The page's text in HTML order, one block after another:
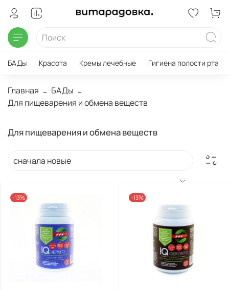
БАДы Красота Кремы лечебные Гигиена полости рта
Главная
БАДы
Для пищеварения и обмена веществ
Для пищеварения и обмена веществ
-13% -13%